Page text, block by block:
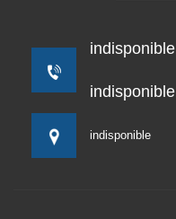
indisponible
indisponible
indisponible